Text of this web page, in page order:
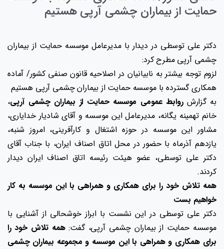
حمایت از بیماران چشمی آرپی هستیم
دکتر علی توسطی در دیدار با مدیرعامل موسسه حمایت از بیماران
چشمی آرپی مطرح کرد:
لزوم توجه بیشتر به نابیانیان در اصلاحیه قانون صنفی کشور/ آماده
همکاری گسترده با موسسه حمایت از بیماران چشمی آرپی هستیم
به گزارشروابط عمومی موسسه حمایت از بیماران چشمی آرپی،
خانم تهمینه یگانه، مدیرعامل این موسسه و آقای شادیار خدایاری،
مشاور این موسسه در حوزه اشتغال و کارآفرینی، امروز شنبه،
یازدهم آذرماه با حضور در محل اتاق اصناف ایران، با جناب آقای
دکتر علی توسطی، عضو هیئت رئیسه اتاق اصناف ایران دیدار
کردند.
همه تلاش خود را برای همکاری و همراهی با این موسسه به کار
خواهیم بست
دکتر علی توسطی در این نشست با ابراز خوشحالی از آشنایی با
موسسه حمایت از بیماران چشمی آرپی، گفت:همه تلاش خود را
برای همکاری و همراهی با این موسسه و مجموعه بیماران چشمی